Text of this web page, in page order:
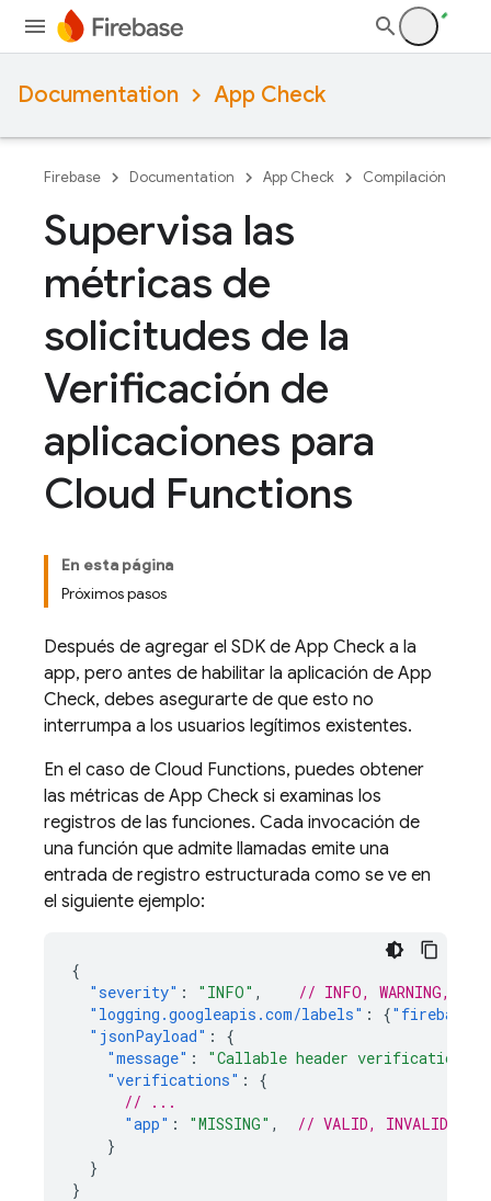
Documentation App Check
Firebase Documentation App Check Compilación
Supervisa las
métricas de
solicitudes de la
Verificación de
aplicaciones para
Cloud Functions
En esta página
Próximos pasos
Después de agregar el SDK de App Check a la
app, pero antes de habilitar la aplicación de App
Check, debes asegurarte de que esto no
interrumpa a los usuarios legítimos existentes.
En el caso de Cloud Functions, puedes obtener
las métricas de App Check si examinas los
registros de las funciones. Cada invocación de
una función que admite llamadas emite una
entrada de registro estructurada como se ve en
el siguiente ejemplo:
{
"severity" : "INFO" ,
// INFO, WARNING, or
"logging.googleapis.com/labels" : {"firebase-
"jsonPayload" :
{
"message" :
"Callable header verifications
"verifications" :
{
// ...
"app" : "MISSING" ,
// VALID, INVALID, or
}
}
}